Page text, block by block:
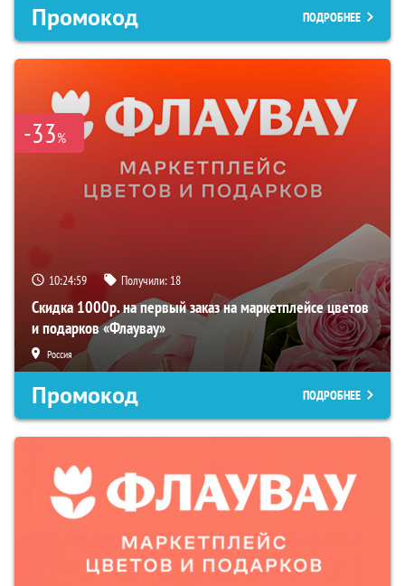
Промокод ПОДРОБНЕЕ
-33%
10:24:58 Получили: 18
Скидка 1000р. на первый заказ на маркетплейсе цветов
и подарков «Флаувау»
Россия
Промокод ПОДРОБНЕЕ